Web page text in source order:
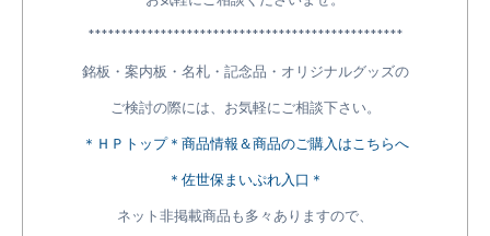
************************************************
銘板・案内板・名札・記念品・オリジナルグッズの
ご検討の際には、お気軽にご相談下さい。
＊ＨＰトップ＊商品情報＆商品のご購入はこちらへ
＊佐世保まいぷれ入口＊
ネット非掲載商品も多々ありますので、